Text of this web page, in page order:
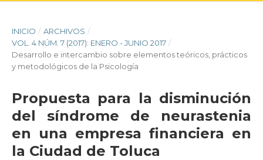
INICIO / ARCHIVOS /
VOL. 4 NÚM. 7 (2017): ENERO - JUNIO 2017 /
Desarrollo e intercambio sobre elementos teóricos, prácticos
y metodológicos de la Psicología
Propuesta para la disminución
del síndrome de neurastenia
en una empresa financiera en
la Ciudad de Toluca